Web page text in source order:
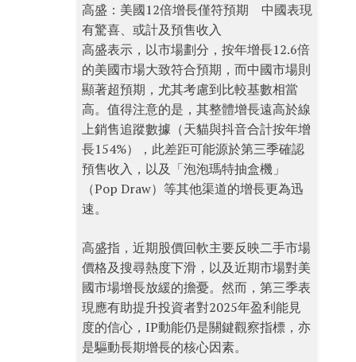
高盛：美國12倍增長僅符預期 中國表現
有驚喜、或計及預售收入
高盛表示，以市場劃分，按年增長12.6倍
的美國市場大致符合預期，而中國市場則
顯著超預期，尤其考慮到比較基數相當
高。值得注意的是，其整體增長遠高於線
上銷售追蹤數據（天貓與抖音合計按年增
長154%），此差距可能源於第三季確認
預售收入，以及「泡泡瑪特抽盒機」
（Pop Draw）等其他渠道的增長更為迅
速。
高盛指，近期股價回軟主要反映二手市場
價格及搜尋熱度下滑，以及近期市場對美
國市場增長放緩的擔憂。然而，第三季表
現應有助提升投資者對2025年盈利能見
度的信心，IP動能仍是關鍵觀察指標，亦
是驅動長期增長的核心因素。